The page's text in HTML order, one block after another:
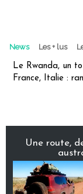
News Les + lus
Le Rwanda, un
France, Italie :
Une route,